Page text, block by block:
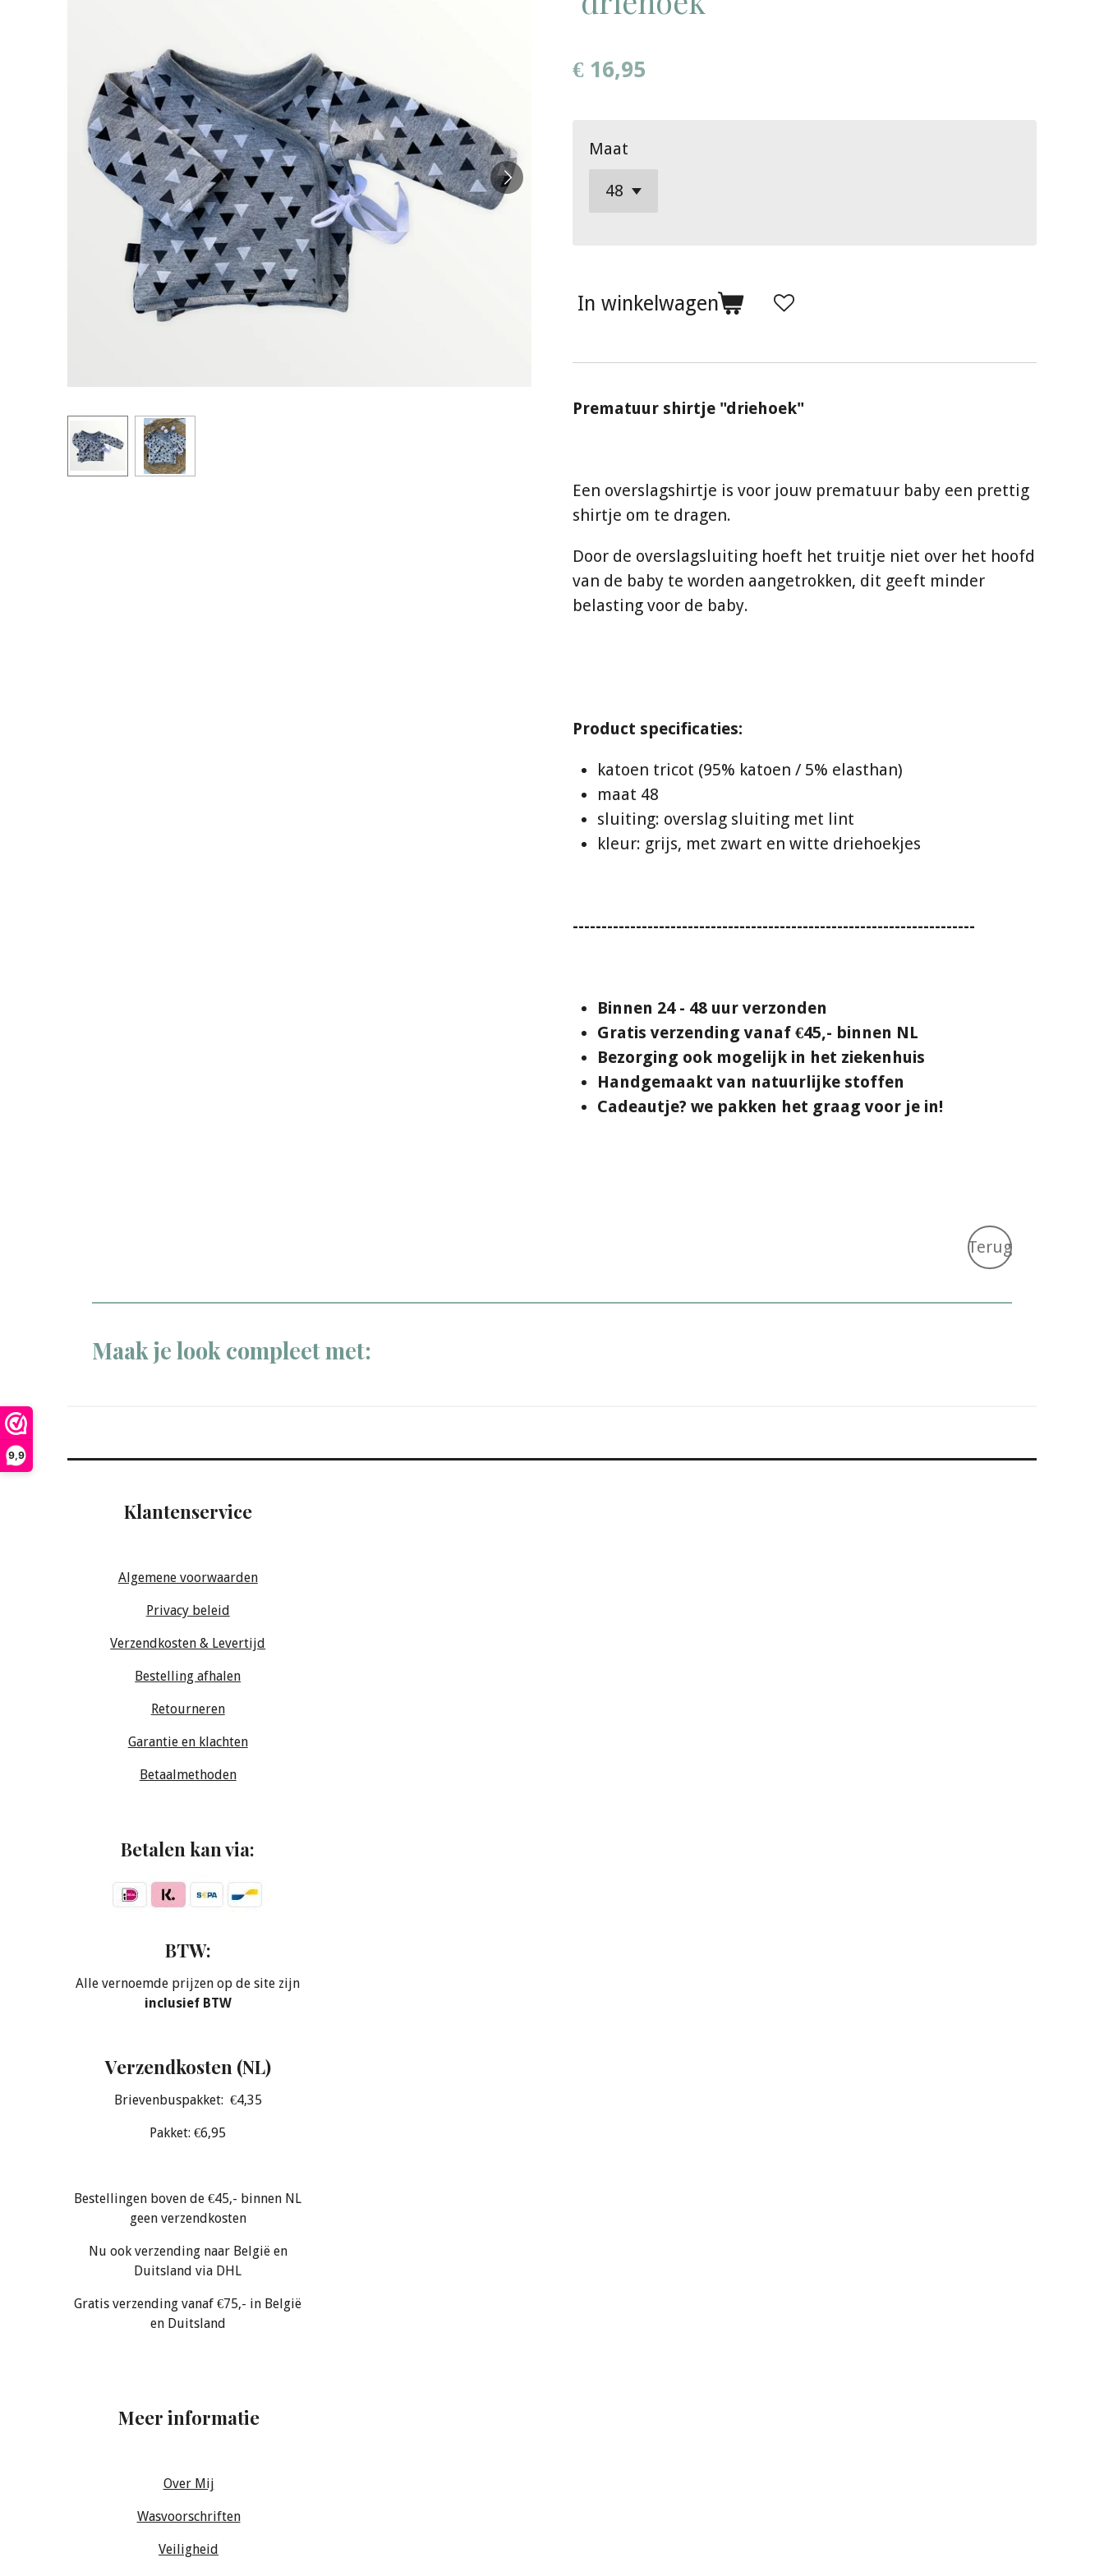
9,9
€ 16,95
Maat
In winkelwagen
Prematuur shirtje "driehoek"
Een overslagshirtje is voor jouw prematuur baby een prettig
shirtje om te dragen.
Door de overslagsluiting hoeft het truitje niet over het hoofd
van de baby te worden aangetrokken, dit geeft minder
belasting voor de baby.
Product specificaties:
katoen tricot (95% katoen / 5% elasthan)
maat 48
sluiting: overslag sluiting met lint
kleur: grijs, met zwart en witte driehoekjes
----------------------------------------------------------------------
Binnen 24 - 48 uur verzonden
Gratis verzending vanaf €45,- binnen NL
Bezorging ook mogelijk in het ziekenhuis
Handgemaakt van natuurlijke stoffen
Cadeautje? we pakken het graag voor je in!
Terug
Maak je look compleet met:
Klantenservice
Algemene voorwaarden
Privacy beleid
Verzendkosten & Levertijd
Bestelling afhalen
Retourneren
Garantie en klachten
Betaalmethoden
Betalen kan via:
BTW:
Alle vernoemde prijzen op de site zijn
inclusief BTW
Verzendkosten (NL)
Brievenbuspakket: €4,35
Pakket: €6,95
Bestellingen boven de €45,- binnen NL
geen verzendkosten
Nu ook verzending naar België en
Duitsland via DHL
Gratis verzending vanaf €75,- in België
en Duitsland
Meer informatie
Over Mij
Wasvoorschriften
Veiligheid